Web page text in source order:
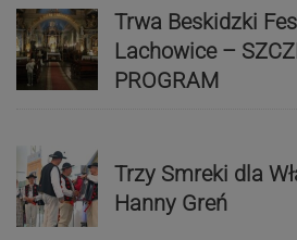
Trwa Beskidzki
Lachowice –
PROGRAM
Trzy Smreki dla
Hanny Greń